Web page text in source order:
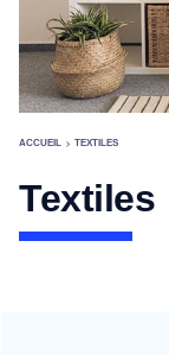
ACCUEIL TEXTILES
Textiles